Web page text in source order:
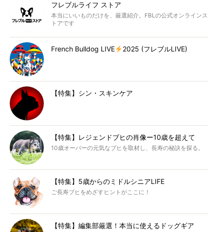
フレブルライフ ストア
本当にいいものだけを、厳選紹介。FBLの公式オンラインス
トアです
French Bulldog LIVE 2025 (フレブルLIVE)
【特集】シン・スキンケア
【特集】レジェンドブヒの肖像ー10歳を超えて
10歳オーバーの元気なブヒを取材し、長寿の秘訣を探る。
【特集】5歳からのミドルシニアLIFE
ご長寿ブヒをめざすヒントがここに！
【特集】編集部厳選！本当に使えるドッグギア